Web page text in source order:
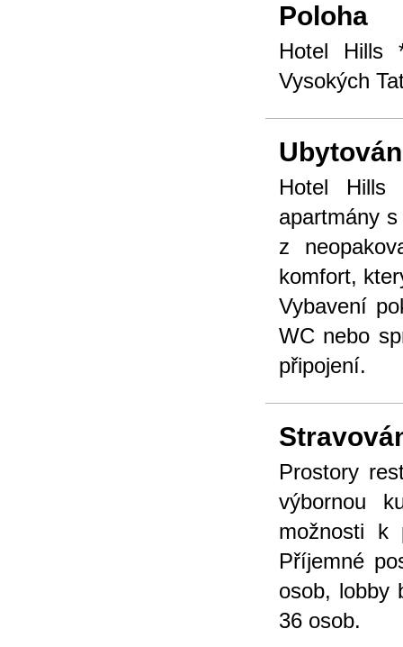
Poloha
Hotel Hills
Vysokých
Hotel Hills
apartmány
z
komfort,
Vybavení
WC nebo
připojení.
Prostory
výbornou
možnosti k
Příjemné
osob, lobby
36 osob.